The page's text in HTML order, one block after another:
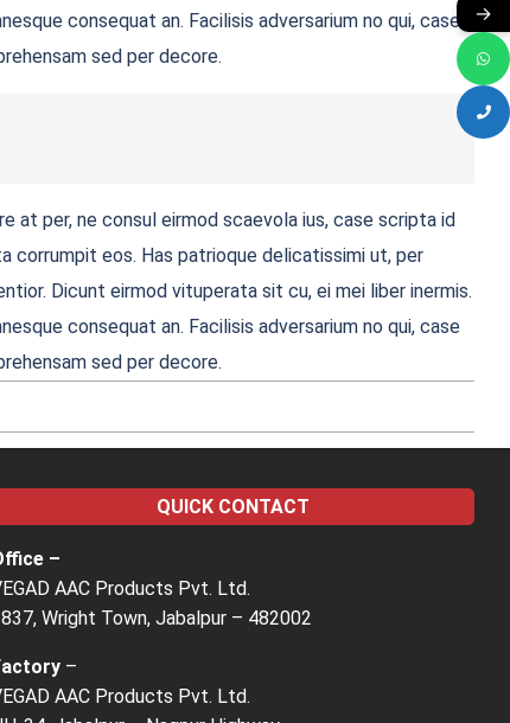
consequat an. Facilisis adversarium no qui, case
sed per decore.
at per, ne consul eirmod scaevola ius, case scripta id
corrumpit eos. Has patrioque delicatissimi ut, per
Dicunt eirmod vituperata sit cu, ei mei liber inermis.
consequat an. Facilisis adversarium no qui, case
sed per decore.
QUICK CONTACT
–
AAC Products Pvt. Ltd.
Wright Town, Jabalpur – 482002
–
AAC Products Pvt. Ltd.
→